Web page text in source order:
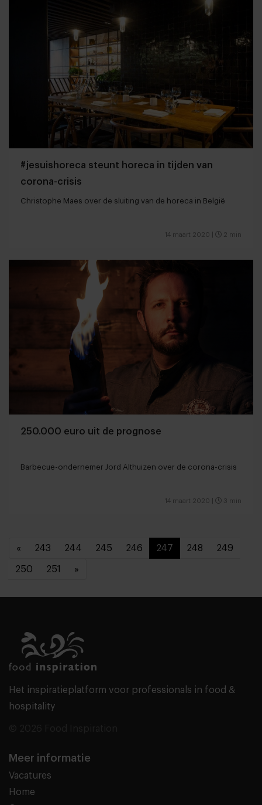
#jesuishoreca steunt horeca in tijden van
corona-crisis
Christophe Maes over de sluiting van de horeca in België
14 maart 2020 2 min
250.000 euro uit de prognose
Barbecue-ondernemer Jord Althuizen over de corona-crisis
14 maart 2020 3 min
« 243 244 245 246 247 248 249
250 251 »
Het inspiratieplatform voor professionals in food &
hospitality
Meer informatie
Vacatures
Home